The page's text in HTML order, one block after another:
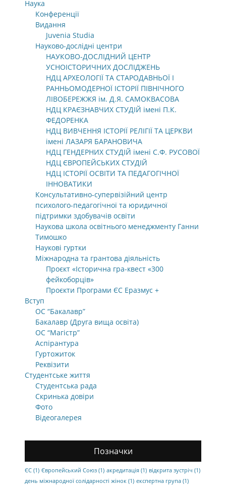
Наука
Конференції
Видання
Juvenia Studia
Науково-дослідні центри
НАУКОВО-ДОСЛІДНИЙ ЦЕНТР
УСНОІСТОРИЧНИХ ДОСЛІДЖЕНЬ
НДЦ АРХЕОЛОГІЇ ТА СТАРОДАВНЬОЇ І
РАННЬОМОДЕРНОЇ ІСТОРІЇ ПІВНІЧНОГО
ЛІВОБЕРЕЖЖЯ ім. Д.Я. САМОКВАСОВА
НДЦ КРАЄЗНАВЧИХ СТУДІЙ імені П.К.
ФЕДОРЕНКА
НДЦ ВИВЧЕННЯ ІСТОРІЇ РЕЛІГІЇ ТА ЦЕРКВИ
імені ЛАЗАРЯ БАРАНОВИЧА
НДЦ ГЕНДЕРНИХ СТУДІЙ імені С.Ф. РУСОВОЇ
НДЦ ЄВРОПЕЙСЬКИХ СТУДІЙ
НДЦ ІСТОРІЇ ОСВІТИ ТА ПЕДАГОГІЧНОЇ
ІННОВАТИКИ
Консультативно-супервізійний центр
психолого-педагогічної та юридичної
підтримки здобувачів освіти
Наукова школа освітнього менеджменту Ганни
Тимошко
Наукові гуртки
Міжнародна та грантова діяльність
Проєкт «Історична гра-квест «300
фейкоборців»
Проєкти Програми ЄС Еразмус +
Вступ
ОС “Бакалавр”
Бакалавр (Друга вища освіта)
ОС “Магістр”
Аспірантура
Гуртожиток
Реквізити
Студентське життя
Студентська рада
Скринька довіри
Фото
Відеогалерея
Позначки
ЄС (1) Європейський Союз (1) акредитація (1) відкрита зустріч (1)
день міжнародної солідарності жінок (1) експертна група (1)